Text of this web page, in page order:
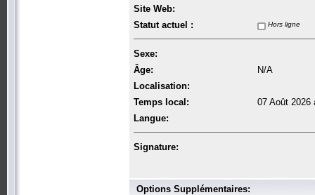
Site Web:
Statut actuel :
Hors ligne
Sexe:
Âge:
N/A
Localisation:
Temps local:
07 Août 2026
Langue:
Signature:
Options Supplémentaires: